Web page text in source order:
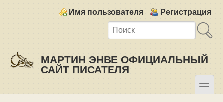
Login links
Имя пользователя Регистрация
МАРТИН ЭНВЕ ОФИЦИАЛЬНЫЙ
САЙТ ПИСАТЕЛЯ
toggle